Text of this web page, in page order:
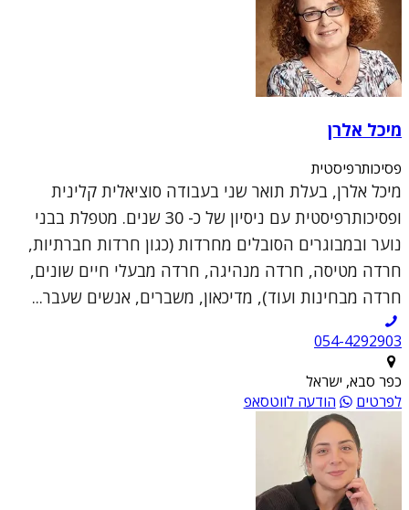
מיכל אלרן
פסיכותרפיסטית
מיכל אלרן, בעלת תואר שני בעבודה סוציאלית קלינית
ופסיכותרפיסטית עם ניסיון של כ- 30 שנים. מטפלת בבני
נוער ובמבוגרים הסובלים מחרדות (כגון חרדות חברתיות,
חרדה מטיסה, חרדה מנהיגה, חרדה מבעלי חיים שונים,
חרדה מבחינות ועוד), מדיכאון, משברים, אנשים שעבר...
054-4292903
כפר סבא, ישראל
לפרטים
הודעה לווטסאפ